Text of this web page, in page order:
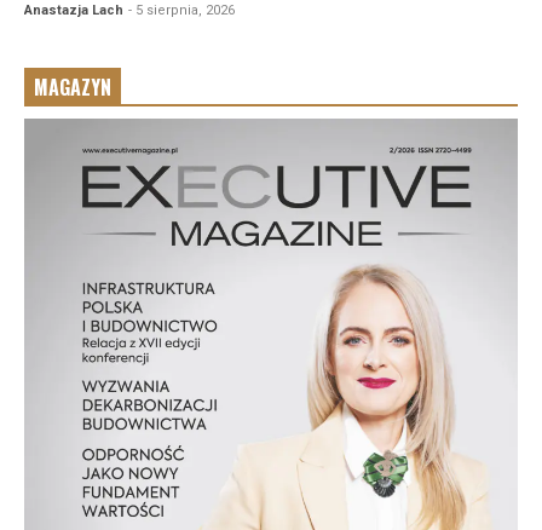
Anastazja Lach - 5 sierpnia, 2026
MAGAZYN